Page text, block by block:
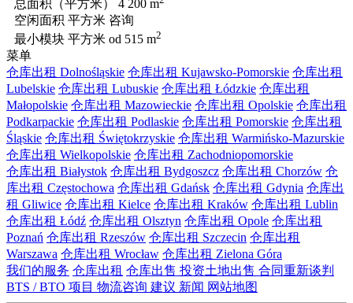
总面积（平方米）
4 200 m
空闲面积 平方米 咨询
最小模块 平方米 od 515 m2
菜单
仓库出租 Dolnośląskie 仓库出租 Kujawsko-Pomorskie 仓库出租
Lubelskie 仓库出租 Lubuskie 仓库出租 Łódzkie 仓库出租
Małopolskie 仓库出租 Mazowieckie 仓库出租 Opolskie 仓库出租
Podkarpackie 仓库出租 Podlaskie 仓库出租 Pomorskie 仓库出租
Śląskie 仓库出租 Świętokrzyskie 仓库出租 Warmińsko-Mazurskie
仓库出租 Wielkopolskie 仓库出租 Zachodniopomorskie
仓库出租 Białystok 仓库出租 Bydgoszcz 仓库出租 Chorzów 仓
库出租 Częstochowa 仓库出租 Gdańsk 仓库出租 Gdynia 仓库出
租 Gliwice 仓库出租 Kielce 仓库出租 Kraków 仓库出租 Lublin
仓库出租 Łódź 仓库出租 Olsztyn 仓库出租 Opole 仓库出租
Poznań 仓库出租 Rzeszów 仓库出租 Szczecin 仓库出租
Warszawa 仓库出租 Wrocław 仓库出租 Zielona Góra
我们的服务 仓库出租 仓库出售 投资土地出售 合同重新谈判
BTS / BTO 项目 物流咨询 建议 新闻 网站地图